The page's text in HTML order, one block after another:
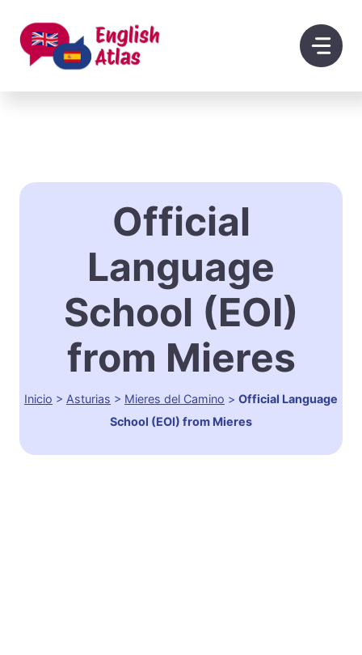
contenido
Official
Language
School (EOI)
from Mieres
Inicio > Asturias > Mieres del Camino > Official Language
School (EOI) from Mieres